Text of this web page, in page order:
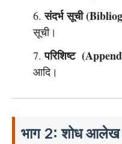
संदर्भ सूची
सूची।
परिशिष्ट
आदि।
भाग 2: शोध